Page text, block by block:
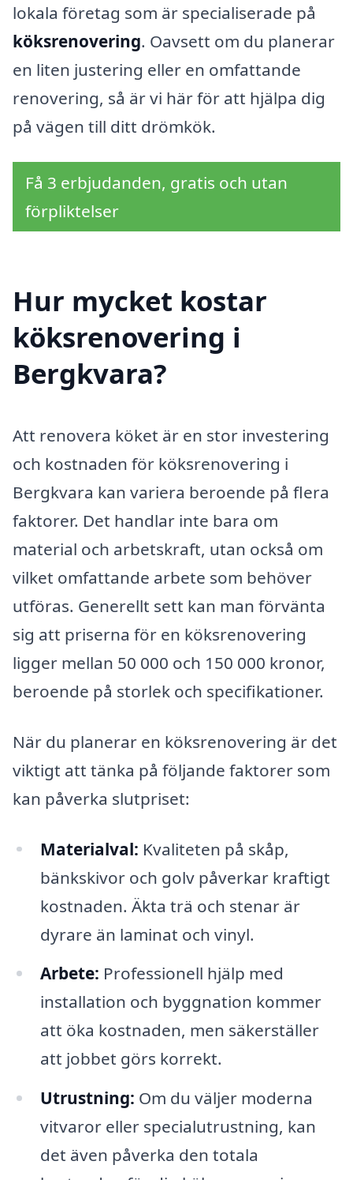
lokala företag som är specialiserade på
köksrenovering. Oavsett om du planerar
en liten justering eller en omfattande
renovering, så är vi här för att hjälpa dig
på vägen till ditt drömkök.
Få 3 erbjudanden, gratis och utan
förpliktelser
Hur mycket kostar
köksrenovering i
Bergkvara?
Att renovera köket är en stor investering
och kostnaden för köksrenovering i
Bergkvara kan variera beroende på flera
faktorer. Det handlar inte bara om
material och arbetskraft, utan också om
vilket omfattande arbete som behöver
utföras. Generellt sett kan man förvänta
sig att priserna för en köksrenovering
ligger mellan 50 000 och 150 000 kronor,
beroende på storlek och specifikationer.
När du planerar en köksrenovering är det
viktigt att tänka på följande faktorer som
kan påverka slutpriset:
Materialval: Kvaliteten på skåp,
bänkskivor och golv påverkar kraftigt
kostnaden. Äkta trä och stenar är
dyrare än laminat och vinyl.
Arbete: Professionell hjälp med
installation och byggnation kommer
att öka kostnaden, men säkerställer
att jobbet görs korrekt.
Utrustning: Om du väljer moderna
vitvaror eller specialutrustning, kan
det även påverka den totala